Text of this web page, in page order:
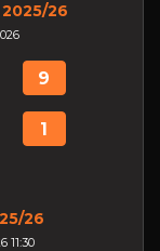
2025/26
9
1
26
11:30